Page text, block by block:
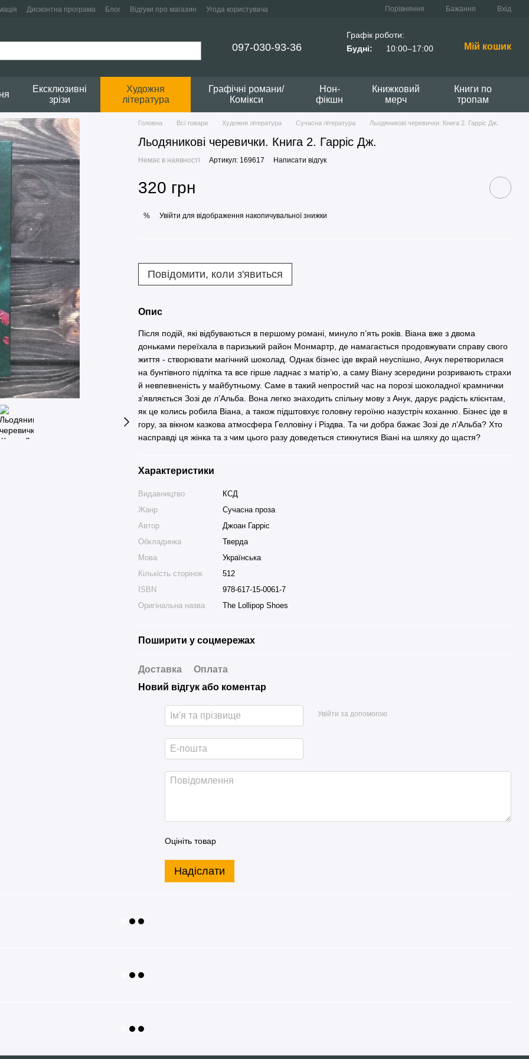
Дисконтна програма Блог Відгуки про магазин Угода користувача Порівняння Бажання Вхід
097-030-93-36
Графік роботи:
Будні:
10:00–17:00 Мій кошик
Ексклюзивні
зрізи
Художня
література
Графічні романи/
Комікси
Нон-
фікшн
Книжковий
мерч
Книги по
тропам
Головна Всі товари Художня література Сучасна література Льодяникові черевички. Книга 2. Гарріс Дж.
Льодяникові черевички. Книга 2. Гарріс Дж.
Немає в наявності Артикул: 169617 Написати відгук
320 грн
% Увійти для відображення накопичувальної знижки
Повідомити, коли з'явиться
Опис
Після подій, які відбуваються в першому романі, минуло п’ять років. Віана вже з двома
доньками переїхала в паризький район Монмартр, де намагається продовжувати справу свого
життя - створювати магічний шоколад. Однак бізнес іде вкрай неуспішно, Анук перетворилася
на бунтівного підлітка та все гірше ладнає з матір’ю, а саму Віану зсередини розривають страхи
й невпевненість у майбутньому. Саме в такий непростий час на порозі шоколадної крамнички
з’являється Зозі де л’Альба. Вона легко знаходить спільну мову з Анук, дарує радість клієнтам,
як це колись робила Віана, а також підштовхує головну героїню назустріч коханню. Бізнес іде в
гору, за вікном казкова атмосфера Гелловіну і Різдва. Та чи добра бажає Зозі де л’Альба? Хто
насправді ця жінка та з чим цього разу доведеться стикнутися Віані на шляху до щастя?
Характеристики
Видавництво
КСД
Жанр
Сучасна проза
Автор
Джоан Гарріс
Обкладинка
Тверда
Мова
Українська
Кількість сторінок
512
ISBN
978-617-15-0061-7
Оригінальна назва
The Lollipop Shoes
Поширити у соцмережах
Доставка
Оплата
Новий відгук або коментар
Увійти за допомогою
Оцініть товар
Надіслати